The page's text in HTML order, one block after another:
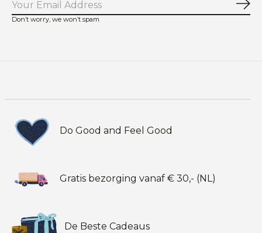
Don’t worry, we won’t spam
Do Good and Feel Good
Gratis bezorging vanaf € 30,- (NL)
De Beste Cadeaus